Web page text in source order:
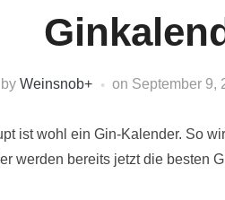
Weinsnob+ on September 9,
ist wohl ein Gin-Kalender. So
werden bereits jetzt die besten